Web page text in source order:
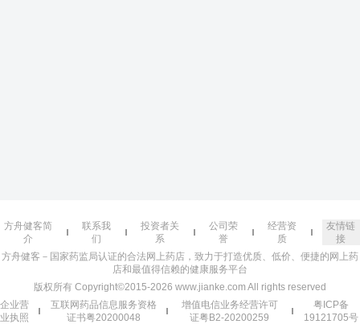
方舟健客简
介
联系我
们
投资者关
系
公司荣
誉
经营资
质
友情链
接
方舟健客－国家药监局认证的合法网上药店，致力于打造优质、低价、便捷的网上药
店和最值得信赖的健康服务平台
版权所有 Copyright©2015-2026 www.jianke.com All rights reserved
企业营
业执照
互联网药品信息服务资格
证书粤20200048
增值电信业务经营许可
证粤B2-20200259
粤ICP备
19121705号